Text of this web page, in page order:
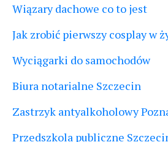
Wiązary dachowe co to jest
Jak zrobić pierwszy cosplay w
Wyciągarki do samochodów
Biura notarialne Szczecin
Zastrzyk antyalkoholowy
Przedszkola publiczne